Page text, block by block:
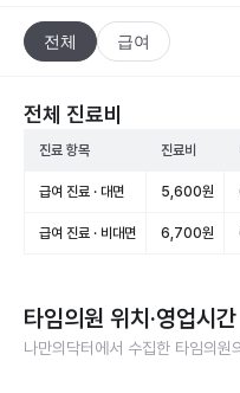
전체 급여
전체 진료비
진료 항목 진료비
급여 진료 · 대면 5,600원
급여 진료 · 비대면 6,700원
타임의원 위치·영업시간
나만의닥터에서 수집한 타임의원